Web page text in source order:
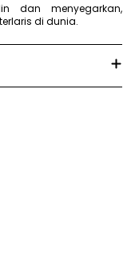
dan menyegarkan,
di dunia.